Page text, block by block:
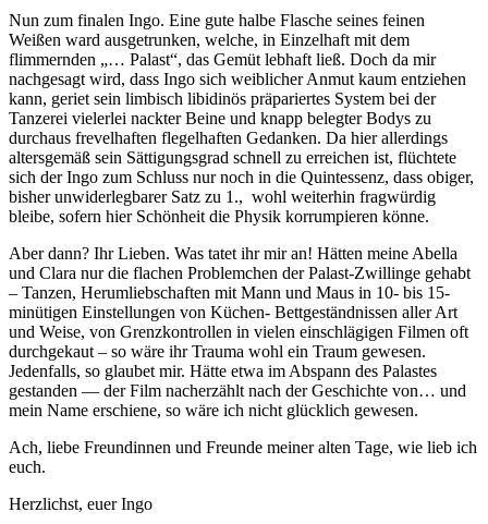
Nun zum finalen Ingo. Eine gute halbe Flasche seines feinen
Weißen ward ausgetrunken, welche, in Einzelhaft mit dem
flimmernden „… Palast“, das Gemüt lebhaft ließ. Doch da mir
nachgesagt wird, dass Ingo sich weiblicher Anmut kaum entziehen
kann, geriet sein limbisch libidinös präpariertes System bei der
Tanzerei vielerlei nackter Beine und knapp belegter Bodys zu
durchaus frevelhaften flegelhaften Gedanken. Da hier allerdings
altersgemäß sein Sättigungsgrad schnell zu erreichen ist, flüchtete
sich der Ingo zum Schluss nur noch in die Quintessenz, dass obiger,
bisher unwiderlegbarer Satz zu 1., wohl weiterhin fragwürdig
bleibe, sofern hier Schönheit die Physik korrumpieren könne.
Aber dann? Ihr Lieben. Was tatet ihr mir an! Hätten meine Abella
und Clara nur die flachen Problemchen der Palast-Zwillinge gehabt
– Tanzen, Herumliebschaften mit Mann und Maus in 10- bis 15-
minütigen Einstellungen von Küchen- Bettgeständnissen aller Art
und Weise, von Grenzkontrollen in vielen einschlägigen Filmen oft
durchgekaut – so wäre ihr Trauma wohl ein Traum gewesen.
Jedenfalls, so glaubet mir. Hätte etwa im Abspann des Palastes
gestanden — der Film nacherzählt nach der Geschichte von… und
mein Name erschiene, so wäre ich nicht glücklich gewesen.
Ach, liebe Freundinnen und Freunde meiner alten Tage, wie lieb ich
euch.
Herzlichst, euer Ingo